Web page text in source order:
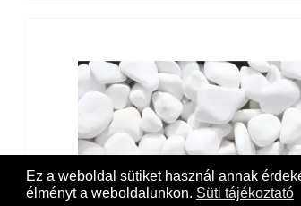
Ez a weboldal sütiket használ annak
élményt a weboldalunkon. Süti tájékoztató